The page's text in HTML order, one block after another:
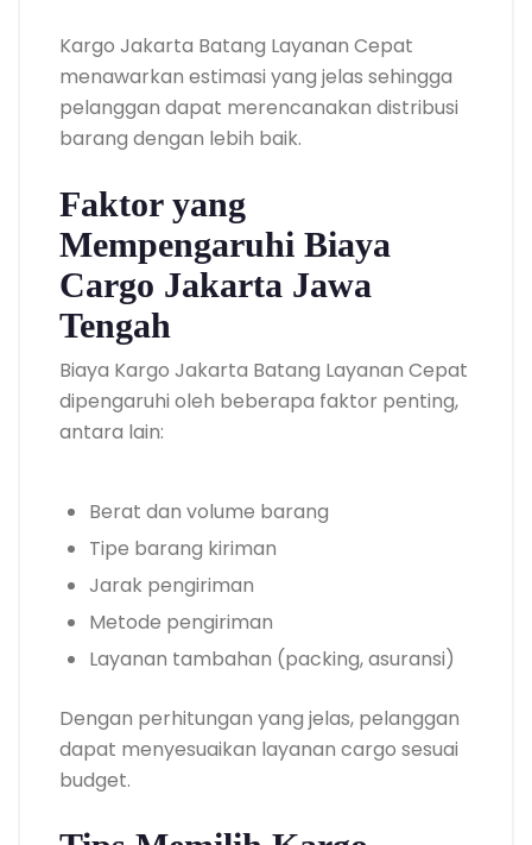
Kargo Jakarta Batang Layanan Cepat
menawarkan estimasi yang jelas sehingga
pelanggan dapat merencanakan distribusi
barang dengan lebih baik.
Faktor yang
Mempengaruhi Biaya
Cargo Jakarta Jawa
Tengah
Biaya Kargo Jakarta Batang Layanan Cepat
dipengaruhi oleh beberapa faktor penting,
antara lain:
Berat dan volume barang
Tipe barang kiriman
Jarak pengiriman
Metode pengiriman
Layanan tambahan (packing, asuransi)
Dengan perhitungan yang jelas, pelanggan
dapat menyesuaikan layanan cargo sesuai
budget.